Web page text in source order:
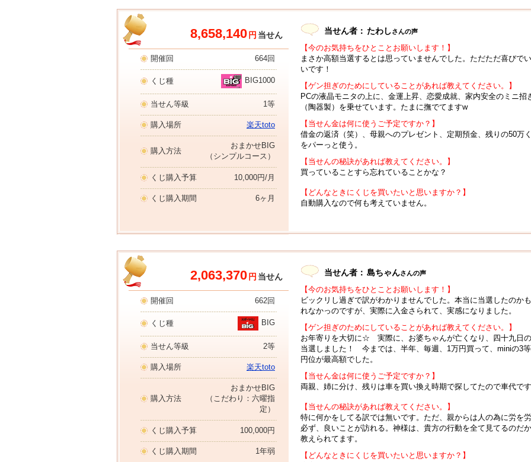
8,658,140 円 当せん
開催回 664回
くじ種 BIG1000
当せん等級 1等
購入場所 楽天toto
購入方法
おまかせBIG
（シンプルコース）
くじ購入予算 10,000円/月
くじ購入期間 6ヶ月
当せん者： たわしさんの声
【今のお気持ちをひとことお願いします！】
まさか高額当選するとは思っていませんでした。ただただ喜びで
いです！
【ゲン担ぎのためにしていることがあれば教えてください。】
PCの液晶モニタの上に、金運上昇、恋愛成就、家内安全のミニ招
（陶器製）を乗せています。たまに撫でてますw
【当せん金は何に使うご予定ですか？】
借金の返済（笑）、母親へのプレゼント、定期預金、残りの50万
をパーっと使う。
【当せんの秘訣があれば教えてください。】
買っていることすら忘れていることかな？
【どんなときにくじを買いたいと思いますか？】
自動購入なので何も考えていません。
2,063,370 円 当せん
開催回 662回
くじ種 BIG
当せん等級 2等
購入場所 楽天toto
購入方法
おまかせBIG
（こだわり：六曜指
定）
くじ購入予算 100,000円
くじ購入期間 1年弱
当せん者： 島ちゃんさんの声
【今のお気持ちをひとことお願いします！】
ビックリし過ぎで訳がわかりませんでした。本当に当選したのか
れなかっのですが、実際に入金さられて、実感になりました。
【ゲン担ぎのためにしていることがあれば教えてください。】
お年寄りを大切に☆ 実際に、お婆ちゃんが亡くなり、四十九日
当選しました！ 今までは、半年、毎週、1万円買って、miniの3
円位が最高額でした。
【当せん金は何に使うご予定ですか？】
両親、姉に分け、残りは車を買い換え時期で探してたので車代で
【当せんの秘訣があれば教えてください。】
特に何かをしてる訳では無いです。ただ、親からは人の為に労を
必ず、良いことが訪れる。神様は、貴方の行動を全て見てるのだ
教えられてます。
【どんなときにくじを買いたいと思いますか？】